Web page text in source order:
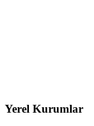
Yerel Kurumlar